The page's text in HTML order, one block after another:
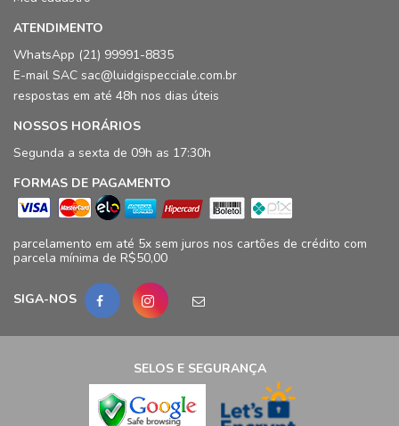
ATENDIMENTO
WhatsApp (21) 99991-8835
E-mail SAC sac@luidgispecciale.com.br
respostas em até 48h nos dias úteis
NOSSOS HORÁRIOS
Segunda a sexta de 09h as 17:30h
FORMAS DE PAGAMENTO
parcelamento em até 5x sem juros nos cartões de crédito com
parcela mínima de R$50,00
SIGA-NOS
SELOS E SEGURANÇA